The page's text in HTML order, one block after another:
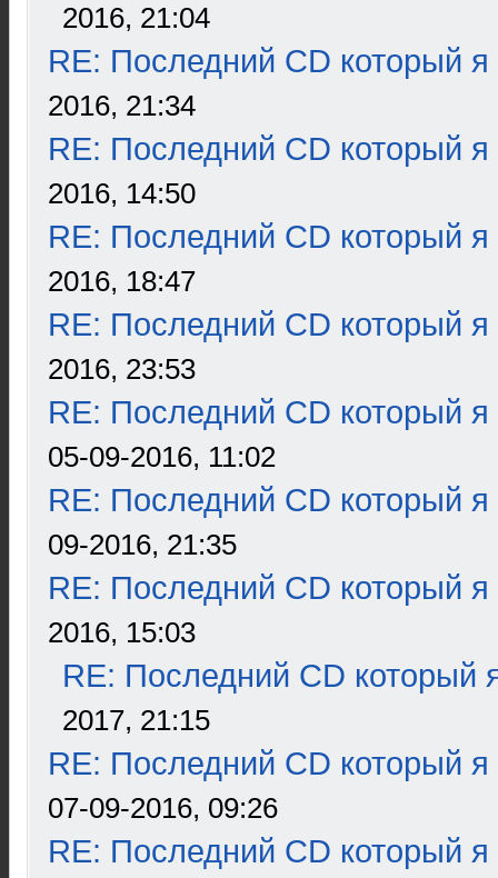
2016, 21:04
RE: Последний CD который я
2016, 21:34
RE: Последний CD который я
2016, 14:50
RE: Последний CD который я
2016, 18:47
RE: Последний CD который я
2016, 23:53
RE: Последний CD который я
05-09-2016, 11:02
RE: Последний CD который я
09-2016, 21:35
RE: Последний CD который я
2016, 15:03
RE: Последний CD который
2017, 21:15
RE: Последний CD который я
07-09-2016, 09:26
RE: Последний CD который я